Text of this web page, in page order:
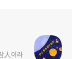
人이라